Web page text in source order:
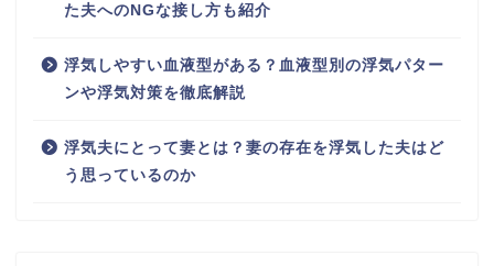
た夫へのNGな接し方も紹介
浮気しやすい血液型がある？血液型別の浮気パター
ンや浮気対策を徹底解説
浮気夫にとって妻とは？妻の存在を浮気した夫はど
う思っているのか